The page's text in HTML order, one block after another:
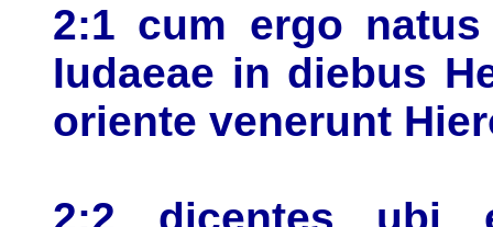
2:1 cum ergo
Iudaeae in diebus
oriente venerunt